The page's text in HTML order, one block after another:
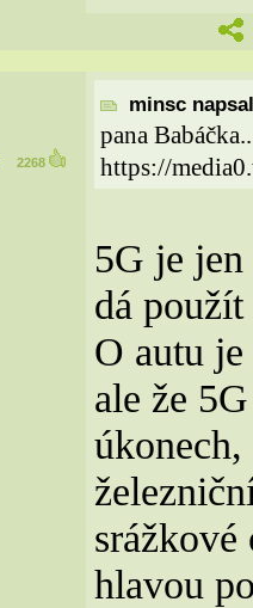
2268
minsc
pana
https://
5G je jen
dá
O autu
ale že
úkonech,
hlavou